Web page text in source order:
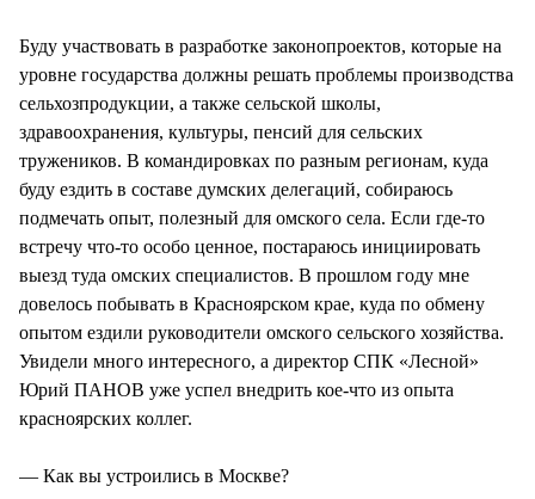
Буду участвовать в разработке законопроектов, которые на
уровне государства должны решать проблемы производства
сельхозпродукции, а также сельской школы,
здравоохранения, культуры, пенсий для сельских
тружеников. В командировках по разным регионам, куда
буду ездить в составе думских делегаций, собираюсь
подмечать опыт, полезный для омского села. Если где-то
встречу что-то особо ценное, постараюсь инициировать
выезд туда омских специалистов. В прошлом году мне
довелось побывать в Красноярском крае, куда по обмену
опытом ездили руководители омского сельского хозяйства.
Увидели много интересного, а директор СПК «Лесной»
Юрий ПАНОВ уже успел внедрить кое-что из опыта
красноярских коллег.
— Как вы устроились в Москве?